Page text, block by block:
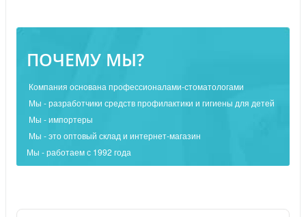
ПОЧЕМУ МЫ?
Компания основана профессионалами-стоматологами
Мы - разработчики средств профилактики и гигиены для детей
Мы - импортеры
Мы - это оптовый склад и интернет-магазин
Мы - работаем с 1992 года